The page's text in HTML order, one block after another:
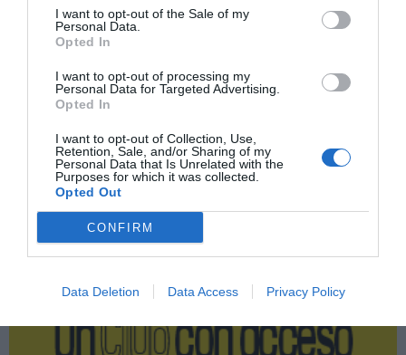
I want to opt-out of the Sale of my
Personal Data.
Opted In
I want to opt-out of processing my
Personal Data for Targeted Advertising.
Opted In
I want to opt-out of Collection, Use,
Retention, Sale, and/or Sharing of my
Personal Data that Is Unrelated with the
Purposes for which it was collected.
Opted Out
CONFIRM
Data Deletion Data Access Privacy Policy
Índex2P
Metropolitan